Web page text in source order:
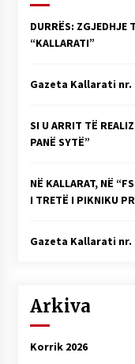
DURRËS: ZGJEDHJE
“KALLARATI”
Gazeta Kallarati nr.
SI U ARRIT TË
PANË SYTË”
NË KALLARAT, NË
I TRETË I PIKNIKU
Gazeta Kallarati nr.
Arkiva
Korrik 2026